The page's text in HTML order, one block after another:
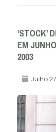
‘STOCK’
EM
2003
Julho